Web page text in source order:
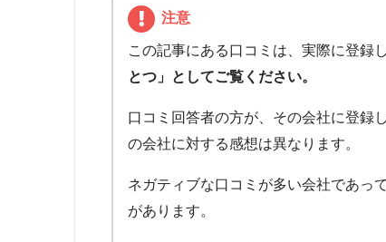
注意
この記事にある口コミは、実際に登録
とつ」としてご覧ください。
口コミ回答者の方が、その会社に登録
の会社に対する感想は異なります。
ネガティブな口コミが多い会社であっ
があります。